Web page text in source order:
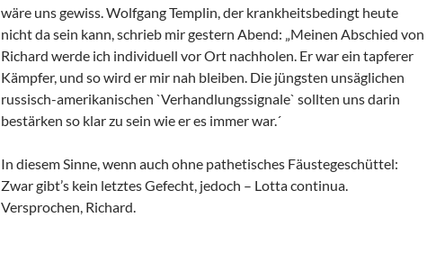
wäre uns gewiss. Wolfgang Templin, der krankheitsbedingt heute
nicht da sein kann, schrieb mir gestern Abend: „Meinen Abschied von
Richard werde ich individuell vor Ort nachholen. Er war ein tapferer
Kämpfer, und so wird er mir nah bleiben. Die jüngsten unsäglichen
russisch-amerikanischen `Verhandlungssignale` sollten uns darin
bestärken so klar zu sein wie er es immer war.´
In diesem Sinne, wenn auch ohne pathetisches Fäustegeschüttel:
Zwar gibt’s kein letztes Gefecht, jedoch – Lotta continua.
Versprochen, Richard.